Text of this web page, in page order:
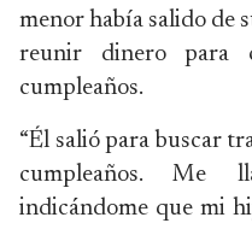
menor había salido de
reunir dinero para
cumpleaños.
“Él salió para buscar
cumpleaños. Me
indicándome que mi